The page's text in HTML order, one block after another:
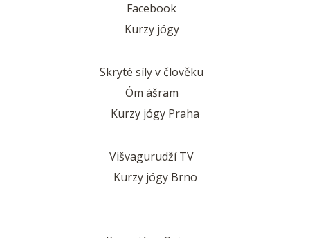
Facebook
Kurzy jógy
Skryté síly v člověku
Óm ášram
Kurzy jógy Praha
Višvagurudží TV
Kurzy jógy Brno